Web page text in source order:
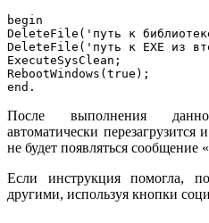
begin
DeleteFile('путь к
DeleteFile('путь к EXE из
ExecuteSysClean;
RebootWindows(true);
end.
После выполнения
автоматически
не будет появляться сообщение
Если инструкция помогла,
другими, используя кнопки